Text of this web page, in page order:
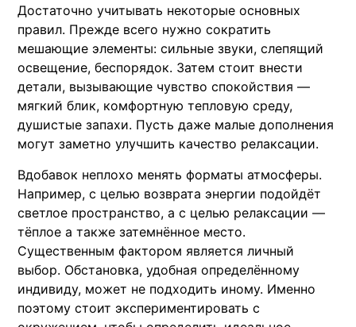
Достаточно учитывать некоторые основных
правил. Прежде всего нужно сократить
мешающие элементы: сильные звуки, слепящий
освещение, беспорядок. Затем стоит внести
детали, вызывающие чувство спокойствия —
мягкий блик, комфортную тепловую среду,
душистые запахи. Пусть даже малые дополнения
могут заметно улучшить качество релаксации.
Вдобавок неплохо менять форматы атмосферы.
Например, с целью возврата энергии подойдёт
светлое пространство, а с целью релаксации —
тёплое а также затемнённое место.
Существенным фактором является личный
выбор. Обстановка, удобная определённому
индивиду, может не подходить иному. Именно
поэтому стоит экспериментировать с